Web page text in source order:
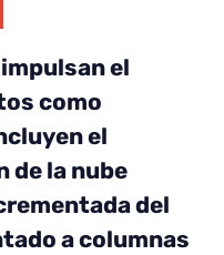
el
como
el
de la nube
del
a columnas